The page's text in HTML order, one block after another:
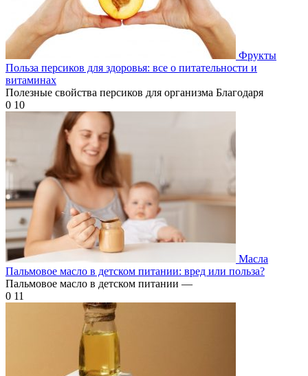
Фрукты
Польза персиков для здоровья: все о питательности и
витаминах
Полезные свойства персиков для организма Благодаря
0 10
Масла
Пальмовое масло в детском питании: вред или польза?
Пальмовое масло в детском питании —
0 11